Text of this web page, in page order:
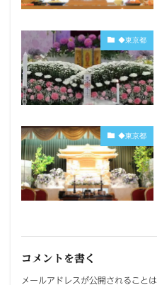
◆東京都
◆東京都
コメントを書く
メールアドレスが公開されることは